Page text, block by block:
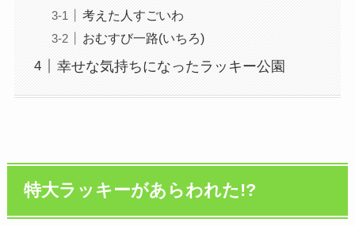
考えた人すごいわ
おむすび一路(いちろ)
幸せな気持ちになったラッキー公園
特大ラッキーがあらわれた!?